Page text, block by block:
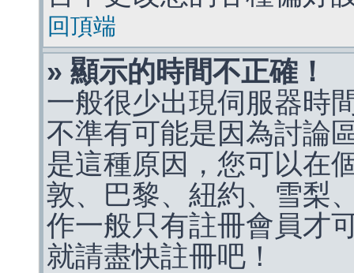
回頂端
» 顯示的時間不正確！
一般很少出現伺服器時
不準有可能是因為討論
是這種原因，您可以在
敦、巴黎、紐約、雪梨
作一般只有註冊會員才
就請盡快註冊吧！